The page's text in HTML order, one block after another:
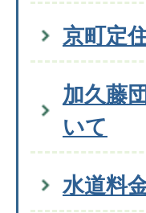
京町定
加久藤
いて
水道料